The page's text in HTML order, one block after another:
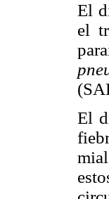
El
el
El